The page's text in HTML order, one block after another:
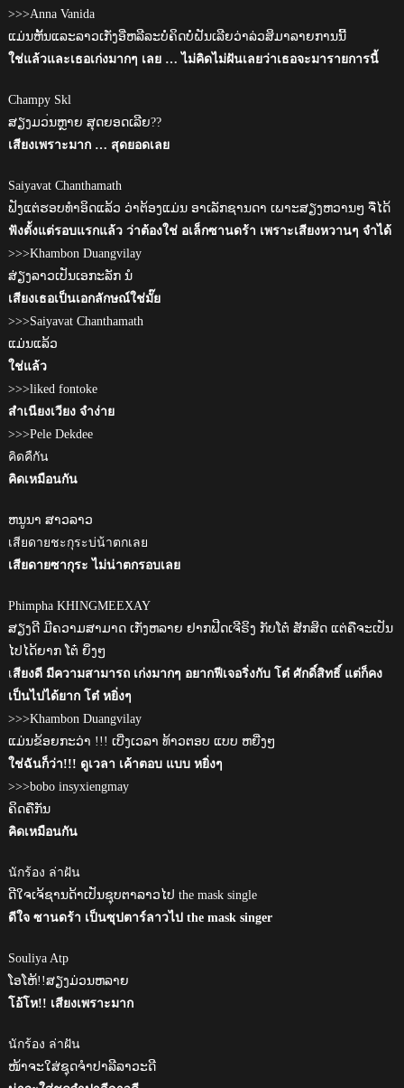
>>>Anna Vanida
ແມ່ນຫັ້ນແລະລາວເກັ່ງອີ່ຫລີລະບໍ່ຄິດບໍ່ຝັນເລີຍວ່າລ່ວສິມາລາຍການນີ້
ใช่แล้วและเธอเก่งมากๆ เลย … ไม่คิดไม่ฝันเลยว่าเธอจะมารายการนี้
Champy Skl
ສຽງມວ่ນຫຼາຍ ສຸດຍອດເລີຍ??
เสียงเพราะมาก … สุดยอดเลย
Saiyavat Chanthamath
ຟັງແຕ່ຮອບທຳອິດແລ້ວ ວ່າຕ້ອງແມ່ນ ອາເລັກຊານດາ ເພາະສຽງຫວານໆ ຈື່ໄດ້
ฟังตั้งแต่รอบแรกแล้ว ว่าต้องใช่ อเล็กซานดร้า เพราะเสียงหวานๆ จำได้
>>>Khambon Duangvilay
ສ່ຽງລາວເປັນເອກະລັກ ນໍ
เสียงเธอเป็นเอกลักษณ์ใช่มั๊ย
>>>Saiyavat Chanthamath
ແມ່ນແລ້ວ
ใช่แล้ว
>>>liked fontoke
สำเนียงเวียง จำง่าย
>>>Pele Dekdee
คิดคืกัน
คิดเหมือนกัน
ຫນູນາ ສາວລາວ
เสียดายชะกุระบ่น้าตกเลย
เสียดายซากุระ ไม่น่าตกรอบเลย
Phimpha KHINGMEEXAY
ສຽງດີ ມີຄວາມສາມາດ ເກັ່ງຫລາຍ ຢາກຟີດເຈີຣິງ ກັບໂຕ໋ ສັກສິດ ແຕ່ຄືຈະເປັນ
ໄປໄດ້ຍາກ ໂຕ໋ ຍິ່ງໆ
เสียงดี มีความสามารถ เก่งมากๆ อยากฟีเจอริ่งกับ โต๋ ศักดิ์สิทธิ์ แต่ก็คง
เป็นไปได้ยาก โต๋ หยิ่งๆ
>>>Khambon Duangvilay
ແມ່ນຂ້ອຍກະວ່າ !!! ເບີ່ງເວລາ ທ້າວຕອບ ແບບ ຫຍີ່ງໆ
ใช่ฉันก็ว่า!!! ดูเวลา เค้าตอบ แบบ หยิ่งๆ
>>>bobo insyxiengmay
ຄິດຄືກັນ
คิดเหมือนกัน
นักร้อง ล่าฝัน
ດີໃຈເຈ້ຊານດ້າເປັນຊຸບຕາລາວໄປ the mask single
ดีใจ ซานดร้า เป็นซุปตาร์ลาวไป the mask singer
Souliya Atp
ໂອໂຫ້!!ສຽງມ່ວນຫລາຍ
โอ้โห!! เสียงเพราะมาก
นักร้อง ล่าฝัน
ໜ້າຈະໃສ່ຊຸດຈຳປາລີລາວະດີ